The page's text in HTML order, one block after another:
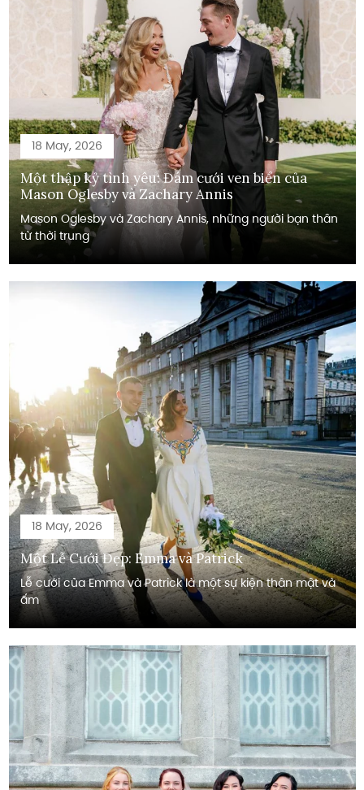
18 May, 2026
Một thập kỷ tình yêu: Đám cưới ven biển của
Mason Oglesby và Zachary Annis
Mason Oglesby và Zachary Annis, những người bạn thân
từ thời trung
18 May, 2026
Một Lễ Cưới Đẹp: Emma và Patrick
Lễ cưới của Emma và Patrick là một sự kiện thân mật và
ấm